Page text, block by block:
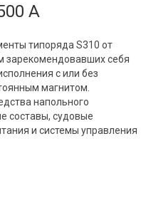
А
типоряда S310 от
зарекомендовавших себя
с или без
магнитом.
напольного
составы, судовые
и системы управления